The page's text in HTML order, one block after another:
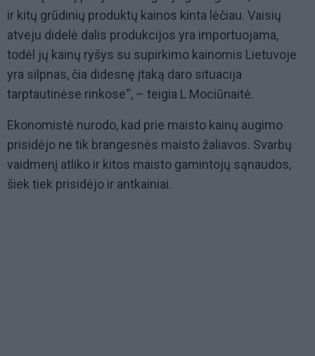
ir kitų grūdinių produktų kainos kinta lėčiau. Vaisių
atveju didelė dalis produkcijos yra importuojama,
todėl jų kainų ryšys su supirkimo kainomis Lietuvoje
yra silpnas, čia didesnę įtaką daro situacija
tarptautinėse rinkose“, – teigia L Mociūnaitė.
Ekonomistė nurodo, kad prie maisto kainų augimo
prisidėjo ne tik brangesnės maisto žaliavos. Svarbų
vaidmenį atliko ir kitos maisto gamintojų sąnaudos,
šiek tiek prisidėjo ir antkainiai.